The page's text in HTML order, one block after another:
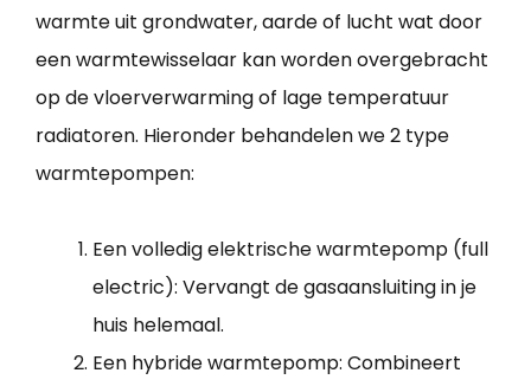
warmte uit grondwater, aarde of lucht wat door
een warmtewisselaar kan worden overgebracht
op de vloerverwarming of lage temperatuur
radiatoren. Hieronder behandelen we 2 type
warmtepompen:
Een volledig elektrische warmtepomp (full
electric): Vervangt de gasaansluiting in je
huis helemaal.
Een hybride warmtepomp: Combineert